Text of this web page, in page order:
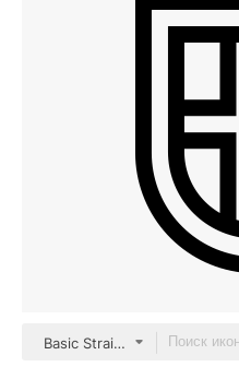
Basic Straight Lineal